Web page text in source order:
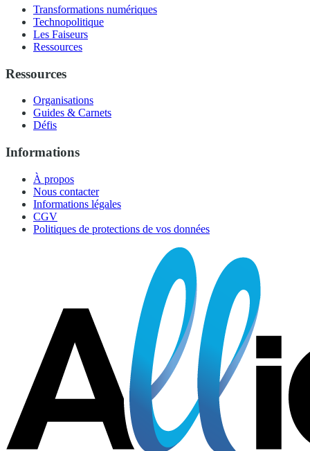
Transformations numériques
Technopolitique
Les Faiseurs
Ressources
Ressources
Organisations
Guides & Carnets
Défis
Informations
À propos
Nous contacter
Informations légales
CGV
Politiques de protections de vos données